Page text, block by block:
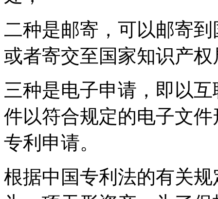
二种是邮寄，可以邮寄
或者寄交至国家知识产
三种是电子申请，即以
件以符合规定的电子文
专利申请。
根据中国专利法的有关